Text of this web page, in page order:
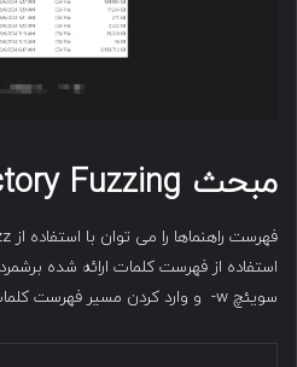
مبحث Fuzzing
استفاده از فهرست کلمات ارائه شده
سویئچ w- و وارد کردن مسیر فهرست کلمات انجام داد: